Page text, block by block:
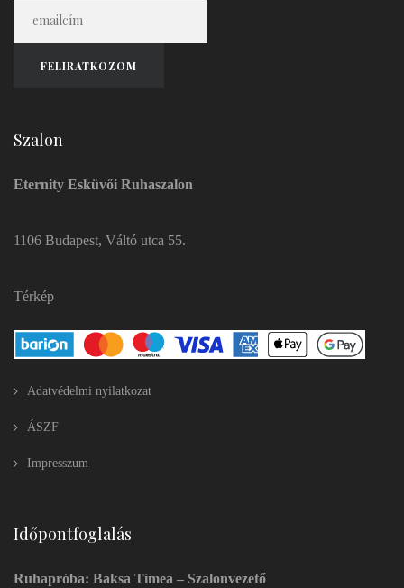
Szalon
Eternity Esküvői Ruhaszalon
1106 Budapest, Váltó utca 55.
Térkép
Adatvédelmi nyilatkozat
ÁSZF
Impresszum
Időpontfoglalás
Ruhapróba: Baksa Tímea – Szalonvezető